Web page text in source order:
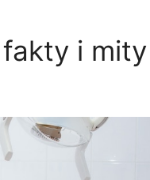
i mity